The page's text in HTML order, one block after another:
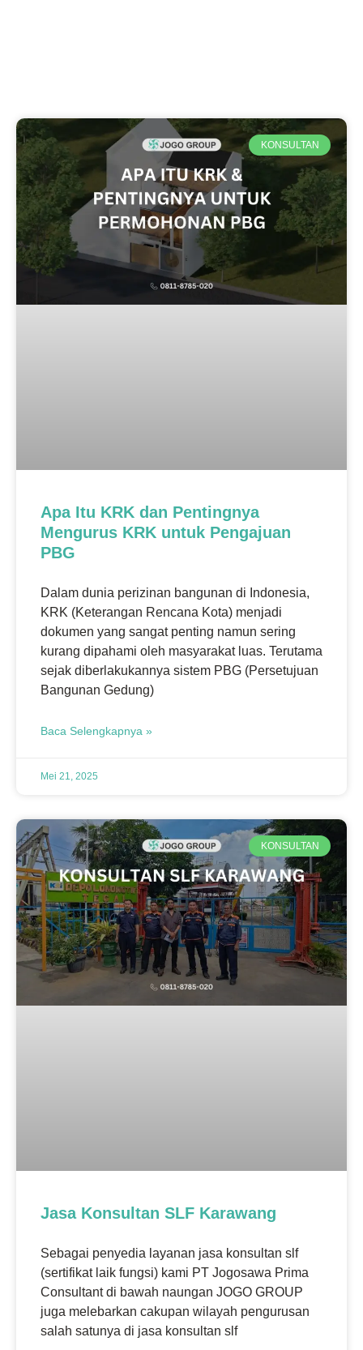
KONSULTAN
Apa Itu KRK dan Pentingnya
Mengurus KRK untuk Pengajuan
PBG
Dalam dunia perizinan bangunan di Indonesia,
KRK (Keterangan Rencana Kota) menjadi
dokumen yang sangat penting namun sering
kurang dipahami oleh masyarakat luas. Terutama
sejak diberlakukannya sistem PBG (Persetujuan
Bangunan Gedung)
Baca Selengkapnya »
Mei 21, 2025
KONSULTAN
Jasa Konsultan SLF Karawang
Sebagai penyedia layanan jasa konsultan slf
(sertifikat laik fungsi) kami PT Jogosawa Prima
Consultant di bawah naungan JOGO GROUP
juga melebarkan cakupan wilayah pengurusan
salah satunya di jasa konsultan slf
PagePagePage